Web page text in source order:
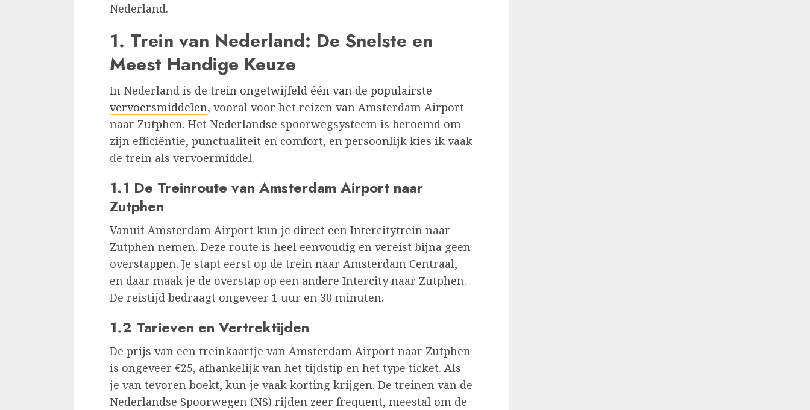
Nederland.
1. Trein van Nederland: De Snelste en
Meest Handige Keuze
In Nederland is de trein ongetwijfeld één van de populairste
vervoersmiddelen, vooral voor het reizen van Amsterdam Airport
naar Zutphen. Het Nederlandse spoorwegsysteem is beroemd om
zijn efficiëntie, punctualiteit en comfort, en persoonlijk kies ik vaak
de trein als vervoermiddel.
1.1 De Treinroute van Amsterdam Airport naar
Zutphen
Vanuit Amsterdam Airport kun je direct een Intercitytrein naar
Zutphen nemen. Deze route is heel eenvoudig en vereist bijna geen
overstappen. Je stapt eerst op de trein naar Amsterdam Centraal,
en daar maak je de overstap op een andere Intercity naar Zutphen.
De reistijd bedraagt ongeveer 1 uur en 30 minuten.
1.2 Tarieven en Vertrektijden
De prijs van een treinkaartje van Amsterdam Airport naar Zutphen
is ongeveer €25, afhankelijk van het tijdstip en het type ticket. Als
je van tevoren boekt, kun je vaak korting krijgen. De treinen van de
Nederlandse Spoorwegen (NS) rijden zeer frequent, meestal om de